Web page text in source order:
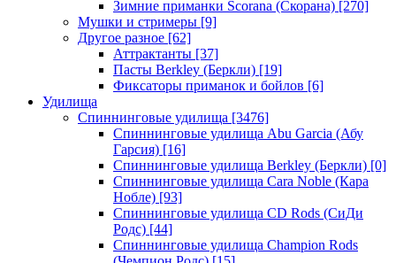
Зимние приманки Scorana (Скорана) [270]
Мушки и стримеры [9]
Другое разное [62]
Аттрактанты [37]
Пасты Berkley (Беркли) [19]
Фиксаторы приманок и бойлов [6]
Удилища
Спиннинговые удилища [3476]
Спиннинговые удилища Abu Garcia (Абу
Гарсия) [16]
Спиннинговые удилища Berkley (Беркли) [0]
Спиннинговые удилища Cara Noble (Кара
Нобле) [93]
Спиннинговые удилища CD Rods (СиДи
Родс) [44]
Спиннинговые удилища Champion Rods